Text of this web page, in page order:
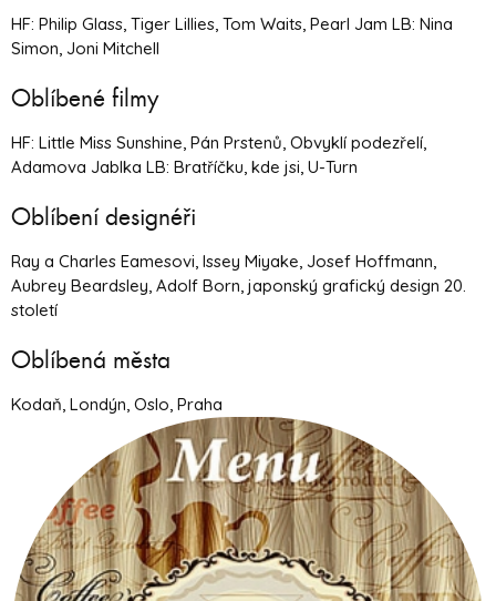
HF: Philip Glass, Tiger Lillies, Tom Waits, Pearl Jam LB: Nina
Simon, Joni Mitchell
Oblíbené filmy
HF: Little Miss Sunshine, Pán Prstenů, Obvyklí podezřelí,
Adamova Jablka LB: Bratříčku, kde jsi, U-Turn
Oblíbení designéři
Ray a Charles Eamesovi, Issey Miyake, Josef Hoffmann,
Aubrey Beardsley, Adolf Born, japonský grafický design 20.
století
Oblíbená města
Kodaň, Londýn, Oslo, Praha